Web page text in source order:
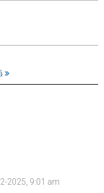
2025, 9:01 am